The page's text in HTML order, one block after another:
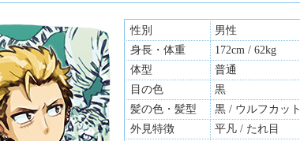
性別
男性
身長・体重
172cm / 62kg
体型
普通
目の色
黒
髪の色・髪型
黒 / ウルフカット
外見特徴
平凡 / たれ目